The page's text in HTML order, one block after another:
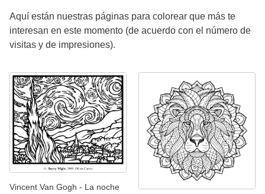
Aquí están nuestras páginas para colorear que más te
interesan en este momento (de acuerdo con el número de
visitas y de impresiones).
Vincent Van Gogh - La noche